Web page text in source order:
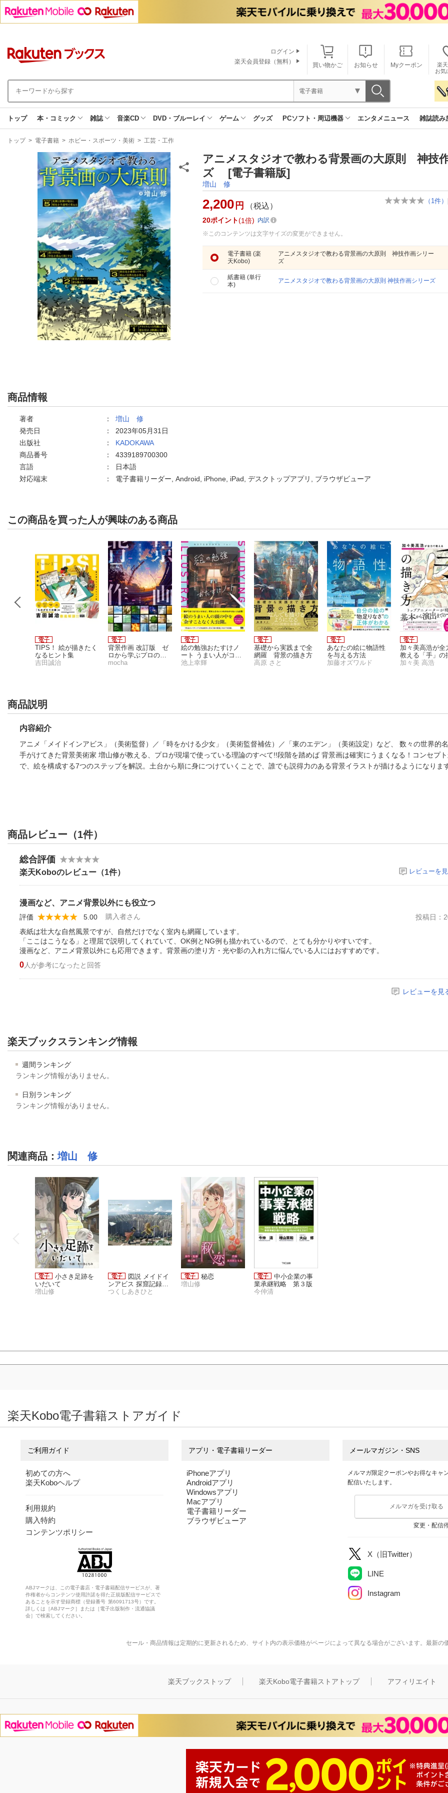
買い物かご お知らせ Myクーポン
楽
お気
ログイン
楽天会員登録（無料）
電子書籍
トップ 本・コミック 雑誌 音楽CD DVD・ブルーレイ ゲーム グッズ PCソフト・周辺機器 エンタメニュース 雑誌読み
現
トップ > 電子書籍 > ホビー・スポーツ・美術 > 工芸・工作
アニメスタジオで教わる背景画の大原則 神技
ズ [電子書籍版]
増山 修
（ 1件）
2,200 円 （税込）
20ポイント 1倍
内訳
※このコンテンツは文字サイズの変更ができません。
電子書籍 (楽
天Kobo)
アニメスタジオで教わる背景画の大原則 神技作画シリー
ズ
紙書籍 (単行
本)
アニメスタジオで教わる背景画の大原則 神技作画シリーズ
商品情報
著者 ： 増山 修
発売日
： 2023年05月31日
出版社
： KADOKAWA
商品番号
： 4339189700300
言語
：
日本語
対応端末
： 電子書籍リーダー, Android, iPhone, iPad, デスクトップアプリ, ブラウザビューア
この商品を買った人が興味のある商品
TIPS！ 絵が描きたく
なるヒント集
吉田誠治
背景作画 改訂版 ゼ
ロから学ぶプロの
技 神技作画シリー
mocha
絵の勉強おたすけノ
ート うまい人がコツ
コツ見つけたイラス
池上幸輝
基礎から実践まで全
網羅 背景の描き方
高原 さと
あなたの絵に物語性
を与える方法
加藤オズワルド
加々美高浩が全
教える「手」の
方
加々美 高浩
商品説明
内容紹介
アニメ「メイドインアビス」（美術監督）／「時をかける少女」（美術監督補佐）／「東のエデン」（美術設定）など、 数々の世界的
手がけてきた背景美術家 増山修が教える、プロが現場で使っている理論のすべて!!段階を踏めば 背景画は確実にうまくなる！コンセプ
で、絵を構成する7つのステップを解説。土台から順に身につけていくことで、誰でも説得力のある背景イラストが描けるようになります
商品レビュー（1件）
総合評価
楽天Koboのレビュー（1件） レビューを
漫画など、アニメ背景以外にも役立つ
購入者さん
評価 5.00
投稿日：
表紙は壮大な自然風景ですが、自然だけでなく室内も網羅しています。
「ここはこうなる」と理屈で説明してくれていて、OK例とNG例も描かれているので、とても分かりやすいです。
漫画など、アニメ背景以外にも応用できます。背景画の塗り方・光や影の入れ方に悩んでいる人にはおすすめです。
0人が参考になったと回答
レビューを見
楽天ブックスランキング情報
週間ランキング
ランキング情報がありません。
日別ランキング
ランキング情報がありません。
関連商品 ：増山 修
小さき足跡を
いだいて
増山修
図説 メイドイ
ンアビス 探窟記録
【電子特典付き】
つくしあきひと
秘恋
増山修
中小企業の事
業承継戦略 第３版
今仲清
いだいて
増山修
ンアビス 探窟記録
【電子特典付き】
つくしあきひと
楽天Kobo電子書籍ストアガイド
ご利用ガイド
初めての方へ
楽天Koboヘルプ
利用規約
購入特約
コンテンツポリシー
ABJマークは、この電子書店・電子書籍配信サービスが、著
作権者からコンテンツ使用許諾を得た正規版配信サービスで
あることを示す登録商標（登録番号 第6091713号）です。
詳しくは［ABJマーク］または［電子出版制作・流通協議
会］で検索してください。
アプリ・電子書籍リーダー
iPhoneアプリ
Androidアプリ
Windowsアプリ
Macアプリ
電子書籍リーダー
ブラウザビューア
メールマガジン・SNS
メルマガ限定クーポンやお得なキャ
配信いたします。
メルマガを受け取る
変更・配信
X（旧Twitter）
LINE
Instagram
セール・商品情報は定期的に更新されるため、サイト内の表示価格がページによって異なる場合がございます。最新の
楽天ブックストップ 楽天Kobo電子書籍ストアトップ アフィリエイト